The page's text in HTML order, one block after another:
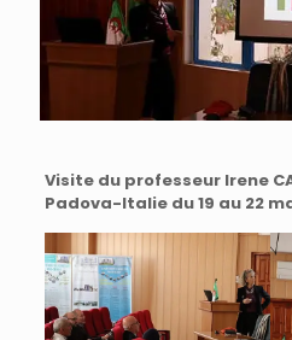
Visite du professeur Irene
Padova-Italie du 19 au 22